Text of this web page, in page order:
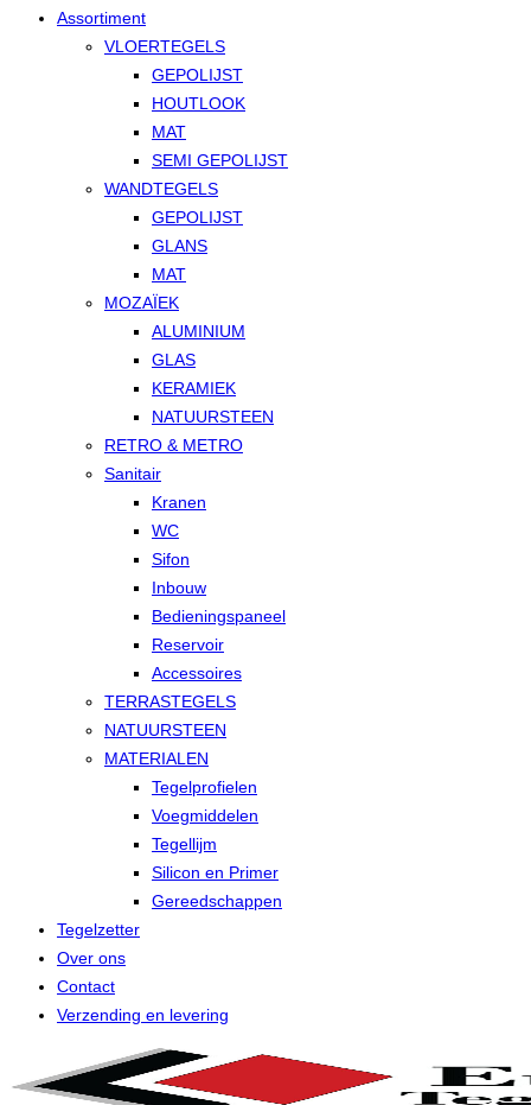
Assortiment
VLOERTEGELS
GEPOLIJST
HOUTLOOK
MAT
SEMI GEPOLIJST
WANDTEGELS
GEPOLIJST
GLANS
MAT
MOZAÏEK
ALUMINIUM
GLAS
KERAMIEK
NATUURSTEEN
RETRO & METRO
Sanitair
Kranen
WC
Sifon
Inbouw
Bedieningspaneel
Reservoir
Accessoires
TERRASTEGELS
NATUURSTEEN
MATERIALEN
Tegelprofielen
Voegmiddelen
Tegellijm
Silicon en Primer
Gereedschappen
Tegelzetter
Over ons
Contact
Verzending en levering